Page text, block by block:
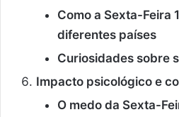
Como a Sexta-Feira
diferentes países
Curiosidades sobre
Impacto psicológico e
O medo da Sexta-